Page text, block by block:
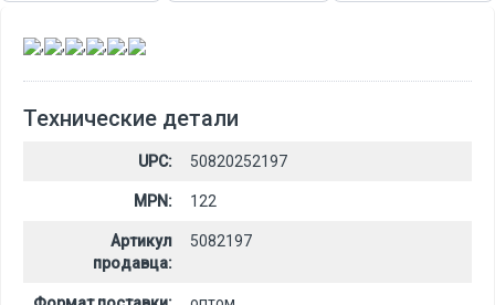
, , , , ,
Технические детали
UPC: 50820252197
MPN: 122
Артикул
продавца:
5082197